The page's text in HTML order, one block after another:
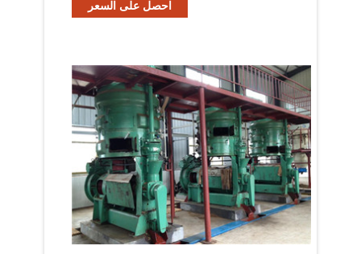
احصل على السعر